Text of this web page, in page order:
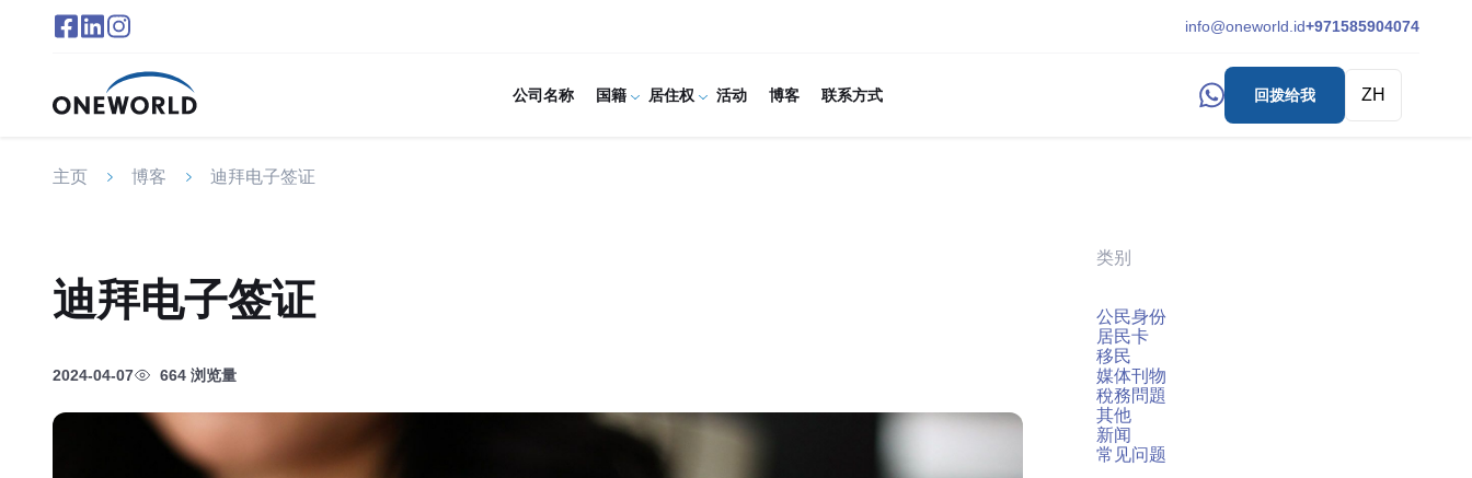
info@oneworld.id+971585904074
公司名称 国籍 居住权 活动 博客 联系方式 回拨给我 ZH
主页 博客 迪拜电子签证
迪拜电子签证
2024-04-07 664 浏览量
类别
公民身份
居民卡
移民
媒体刊物
稅務問題
其他
新闻
常见问题